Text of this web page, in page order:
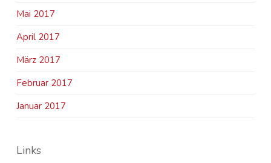
Mai 2017
April 2017
März 2017
Februar 2017
Januar 2017
Links